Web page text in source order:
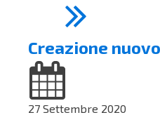
Creazione
27 Settembre 2020